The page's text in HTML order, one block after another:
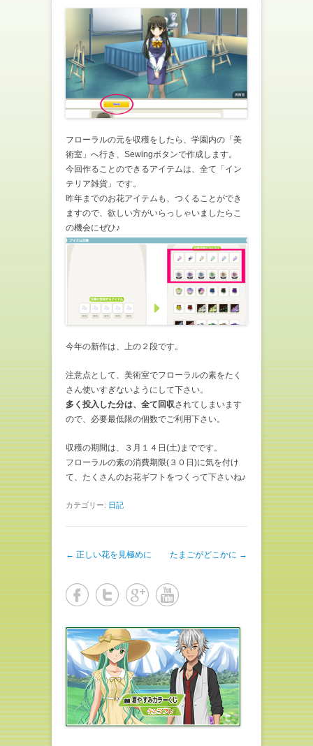
フローラルの元を収穫をしたら、学園内の「美
術室」へ行き、Sewingボタンで作成します。
今回作ることのできるアイテムは、全て「イン
テリア雑貨」です。
昨年までのお花アイテムも、つくることができ
ますので、欲しい方がいらっしゃいましたらこ
の機会にぜひ♪
今年の新作は、上の２段です。
注意点として、美術室でフローラルの素をたく
さん使いすぎないようにして下さい。
多く投入した分は、全て回収されてしまいます
ので、必要最低限の個数でご利用下さい。
収穫の期間は、３月１４日(土)までです。
フローラルの素の消費期限(３０日)に気を付け
て、たくさんのお花ギフトをつくって下さいね♪
カテゴリー: 日記
投稿ナビゲーション
← 正しい花を見極めに たまごがどこかに →